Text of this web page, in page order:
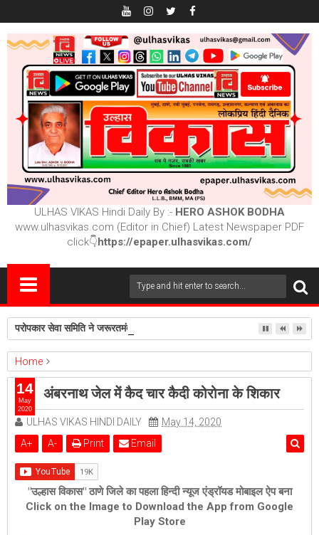
ULHAS VIKAS Hindi Daily By :- HERO ASHOK BODHA
www.ulhasvikas.com (Editor in Chief) Latest Newspaper PDF
click👇https://epaper.ulhasvikas.com/
परोपकार सेवा समिति ने जरूरतमंदों में बाँटी गर्माहट, पुण्यतिथि पर उमड़ा मानवीय सहभाव
Home
ambernath
Featured अंबरनाथ जेल में कैद चार कैदी कोरोना के शिकार
अंबरनाथ जेल में कैद चार कैदी कोरोना के शिकार
ULHAS VIKAS HINDI DAILY
May 14, 2020
A+ A- Print Email
"उल्हास विकास" ठाणे जिले का पहला हिन्दी न्यूज एंड्रॉयड मोबाइल ऐप बना
Click on the Image to Download the App from Google
Play Store
14
May
2020